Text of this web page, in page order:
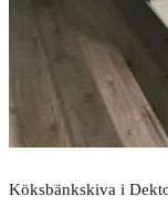
Köksbänkskiva i